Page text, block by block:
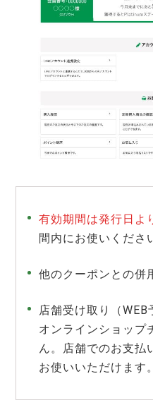
有効期間は発行日よ
間内にお使いくださ
他のクーポンとの併
店舗受け取り（WEB
オンラインショップ
ん。店舗でのお支払
お使いいただけます。